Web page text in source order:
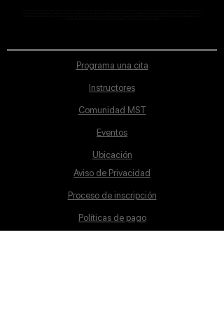
Programa una cita
Instructores
Comunidad MST
Eventos
Ubicación
Aviso de Privacidad
Proceso de inscripción
Políticas de pago